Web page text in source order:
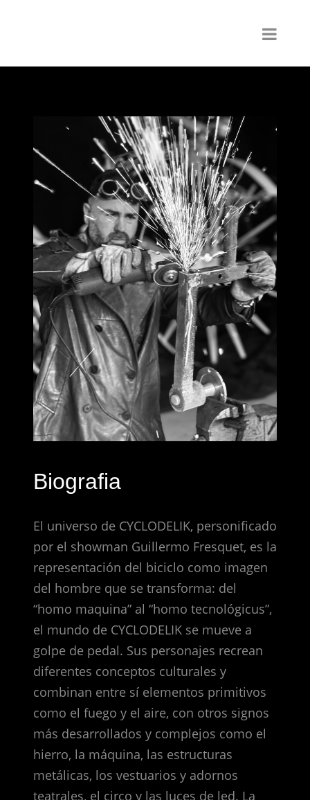
Biografia
El universo de CYCLODELIK, personificado
por el showman Guillermo Fresquet, es la
representación del biciclo como imagen
del hombre que se transforma: del
“homo maquina” al “homo tecnológicus”,
el mundo de CYCLODELIK se mueve a
golpe de pedal. Sus personajes recrean
diferentes conceptos culturales y
combinan entre sí elementos primitivos
como el fuego y el aire, con otros signos
más desarrollados y complejos como el
hierro, la máquina, las estructuras
metálicas, los vestuarios y adornos
teatrales, el circo y las luces de led. La